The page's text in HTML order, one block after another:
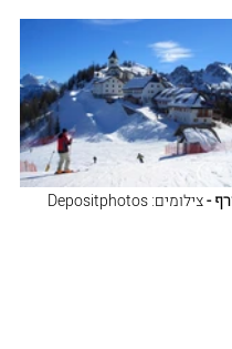
- צילומים: Depositphotos